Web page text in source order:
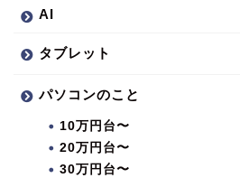
AI
タブレット
パソコンのこと
10万円台〜
20万円台〜
30万円台〜